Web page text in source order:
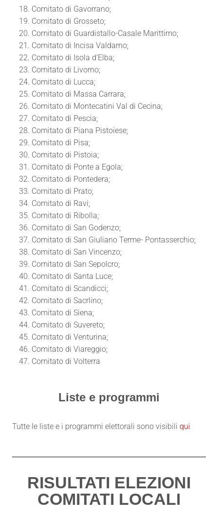
Comitato di Gavorrano;
Comitato di Grosseto;
Comitato di Guardistallo-Casale Marittimo;
Comitato di Incisa Valdarno;
Comitato di Isola d’Elba;
Comitato di Livorno;
Comitato di Lucca;
Comitato di Massa Carrara;
Comitato di Montecatini Val di Cecina;
Comitato di Pescia;
Comitato di Piana Pistoiese;
Comitato di Pisa;
Comitato di Pistoia;
Comitato di Ponte a Egola;
Comitato di Pontedera;
Comitato di Prato;
Comitato di Ravi;
Comitato di Ribolla;
Comitato di San Godenzo;
Comitato di San Giuliano Terme- Pontasserchio;
Comitato di San Vincenzo;
Comitato di San Sepolcro;
Comitato di Santa Luce;
Comitato di Scandicci;
Comitato di Sacrlino;
Comitato di Siena;
Comitato di Suvereto;
Comitato di Venturina;
Comitato di Viareggio;
Comitato di Volterra
Liste e programmi
Tutte le liste e i programmi elettorali sono visibili qui
RISULTATI ELEZIONI
COMITATI LOCALI